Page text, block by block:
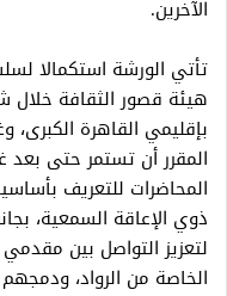
الآخرين.
تأتي الورشة استكمالا
هيئة قصور الثقافة خلال
بإقليمي القاهرة الكبرى،
المقرر أن تستمر حتى بعد
المحاضرات للتعريف
ذوي الإعاقة السمعية،
لتعزيز التواصل بين
الخاصة من الرواد،